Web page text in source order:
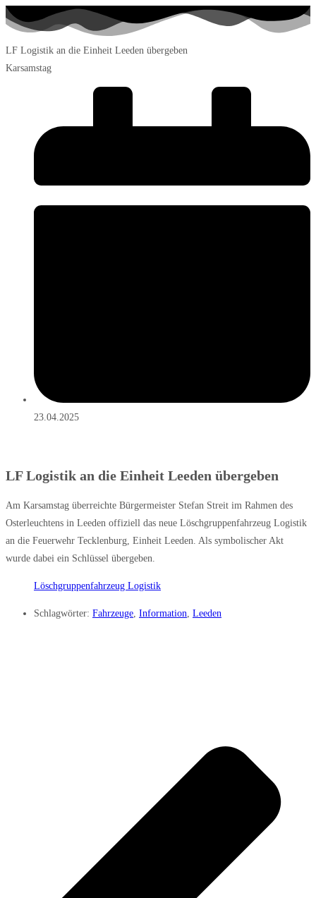
LF Logistik an die Einheit Leeden übergeben
Karsamstag
23.04.2025
LF Logistik an die Einheit Leeden übergeben
Am Karsamstag überreichte Bürgermeister Stefan Streit im Rahmen des
Osterleuchtens in Leeden offiziell das neue Löschgruppenfahrzeug Logistik
an die Feuerwehr Tecklenburg, Einheit Leeden. Als symbolischer Akt
wurde dabei ein Schlüssel übergeben.
Löschgruppenfahrzeug Logistik
Schlagwörter: Fahrzeuge, Information, Leeden